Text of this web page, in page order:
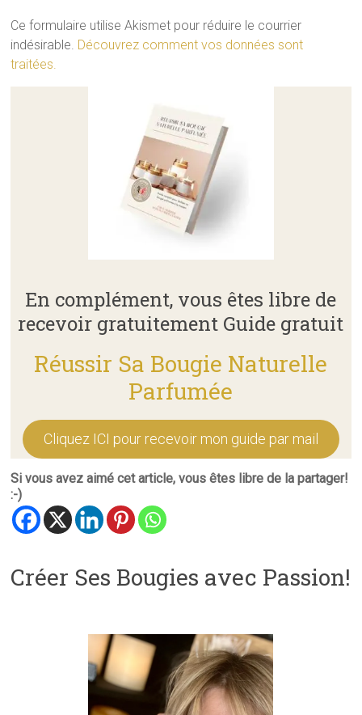
Ce formulaire utilise Akismet pour réduire le courrier
indésirable. Découvrez comment vos données sont
traitées.
En complément, vous êtes libre de
recevoir gratuitement Guide gratuit
Réussir Sa Bougie Naturelle
Parfumée
Cliquez ICI pour recevoir mon guide par mail
Si vous avez aimé cet article, vous êtes libre de la partager!
:-)
Créer Ses Bougies avec Passion!